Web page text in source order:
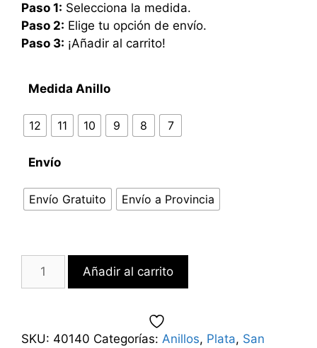
Paso 1: Selecciona la medida.
Paso 2: Elige tu opción de envío.
Paso 3: ¡Añadir al carrito!
Medida Anillo
12 11 10 9 8 7
Envío
Envío Gratuito Envío a Provincia
Añadir al carrito
SKU: 40140 Categorías: Anillos, Plata, San